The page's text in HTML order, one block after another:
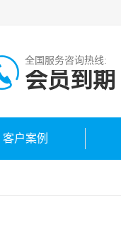
全国服务咨询热线:
会员到期
客户案例